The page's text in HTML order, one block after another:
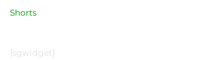
Shorts
[sgwidget]